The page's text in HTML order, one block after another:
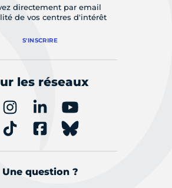
directement par email
de vos centres d'intérêt
S'INSCRIRE
les réseaux
Une question ?